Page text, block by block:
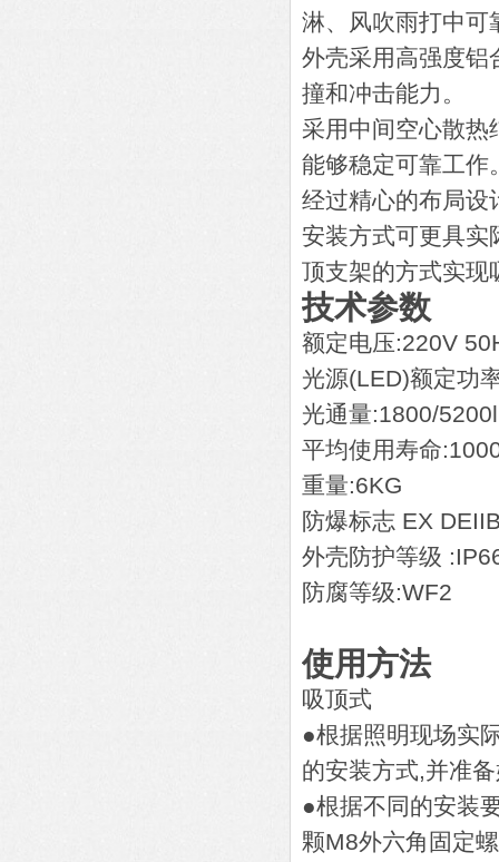
淋、风吹雨打中可
外壳采用高强度铝
撞和冲击能力。
采用中间空心散热
能够稳定可靠工作
经过精心的布局设
安装方式可更具实
顶支架的方式实现
技术参数
额定电压:220V
光源(LED)额定功
光通量:1800/
平均使用寿命
重量:6KG
防爆标志 EX
外壳防护等级
防腐等级:WF2
使用方法
吸顶式
●根据照明现场实
的安装方式,并准
●根据不同的安装
颗M8外六角固定